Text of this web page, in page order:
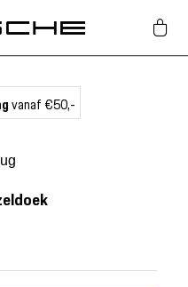
vanaf €50,-